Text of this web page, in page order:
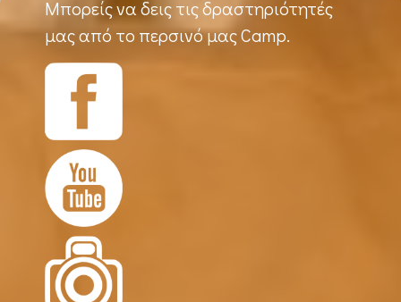
Μπορείς να δεις τις δραστηριότητές
μας από το περσινό μας Camp.